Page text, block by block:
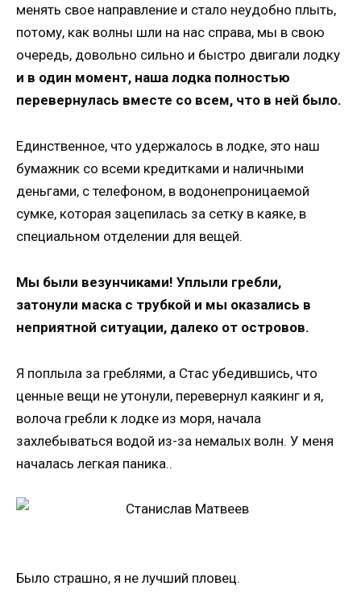
менять свое направление и стало неудобно плыть,
потому, как волны шли на нас справа, мы в свою
очередь, довольно сильно и быстро двигали лодку
и в один момент, наша лодка полностью
перевернулась вместе со всем, что в ней было.
Единственное, что удержалось в лодке, это наш
бумажник со всеми кредитками и наличными
деньгами, с телефоном, в водонепроницаемой
сумке, которая зацепилась за сетку в каяке, в
специальном отделении для вещей.
Мы были везунчиками! Уплыли гребли,
затонули маска с трубкой и мы оказались в
неприятной ситуации, далеко от островов.
Я поплыла за греблями, а Стас убедившись, что
ценные вещи не утонули, перевернул каякинг и я,
волоча гребли к лодке из моря, начала
захлебываться водой из-за немалых волн. У меня
началась легкая паника..
Было страшно, я не лучший пловец.